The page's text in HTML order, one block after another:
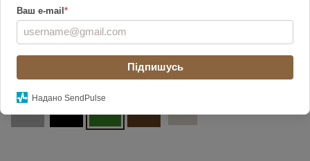
Ваш e-mail*
Підпишусь
Надано SendPulse
Цвет